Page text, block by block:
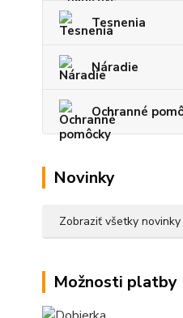
Tesnenia
Náradie
Ochranné
Novinky
Zobraziť všetky novinky
Možnosti platby